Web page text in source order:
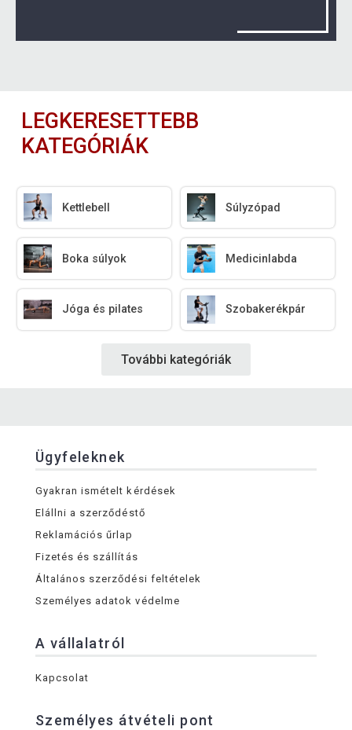
LEGKERESETTEBB
KATEGÓRIÁK
Kettlebell Súlyzópad
Boka súlyok Medicinlabda
Jóga és pilates Szobakerékpár
További kategóriák
Ügyfeleknek
Gyakran ismételt kérdések
Elállni a szerződéstő
Reklamációs űrlap
Fizetés és szállítás
Általános szerződési feltételek
Személyes adatok védelme
A vállalatról
Kapcsolat
Személyes átvételi pont